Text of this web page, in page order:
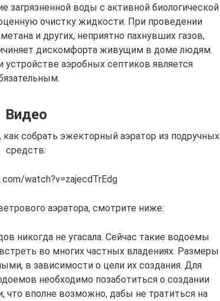
загрязненной воды с активной биологической
очистку жидкости. При проведении
и других, неприятно пахнувших газов,
дискомфорта живущим в доме людям.
устройстве аэробных септиков является
Видео
собрать эжекторный аэратор из подручных
средств:
watch?v=zajecdTrEdg
аэратора, смотрите ниже:
никогда не угасала. Сейчас такие водоемы
во многих частных владениях. Размеры
в зависимости о цели их создания. Для
необходимо позаботиться о создании
что вполне возможно, дабы не тратиться на